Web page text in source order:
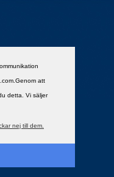
att
detta. Vi säljer
nej till dem.